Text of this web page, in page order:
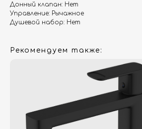
Донный клапан: Нет
Управление: Рычажное
Душевой набор: Нет
Рекомендуем также:
Дизайнерам
Доставка и оплата
Контакты